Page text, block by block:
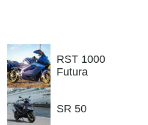
RST 1000
Futura
SR 50